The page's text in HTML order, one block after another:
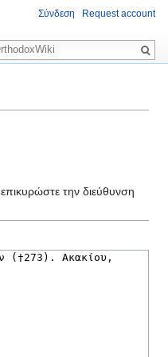
την διεύθυνση
Σύνδεση Request account